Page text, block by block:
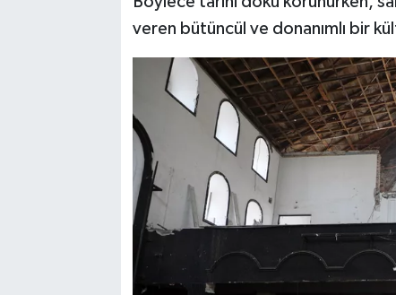
veren bütüncül ve donanımlı bir